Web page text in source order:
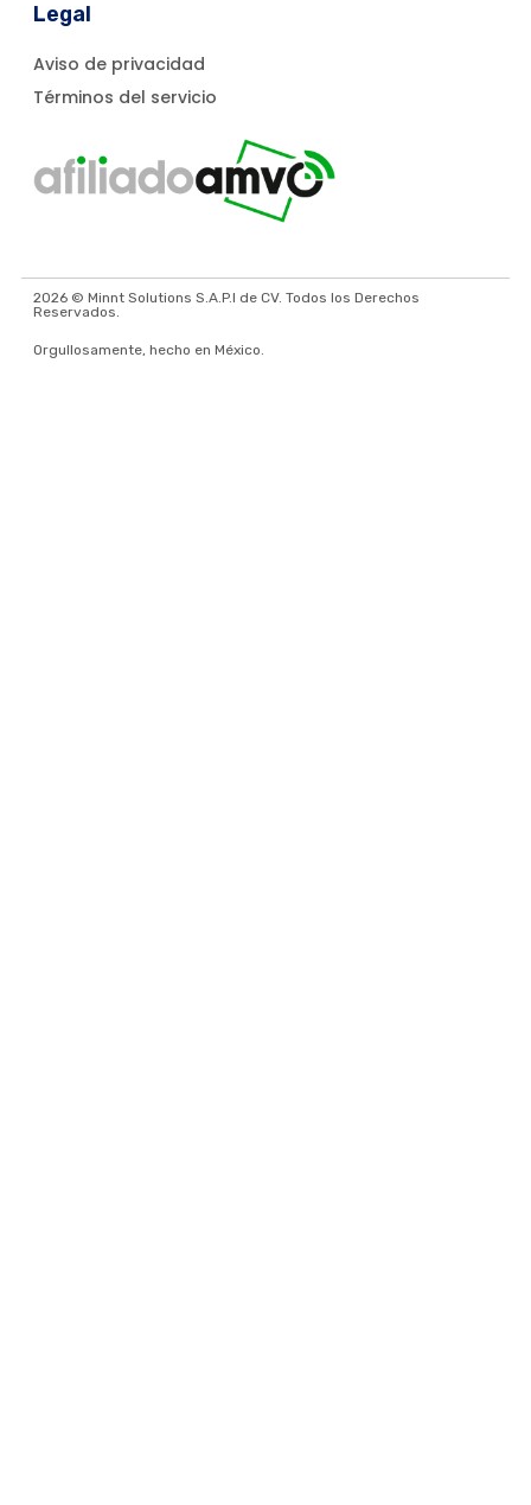
Legal
Aviso de privacidad
Términos del servicio
2026 © Minnt Solutions S.A.P.I de CV. Todos los Derechos
Reservados.
Orgullosamente, hecho en México.